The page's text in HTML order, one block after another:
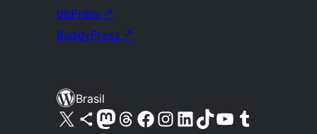
bbPress ↗
BuddyPress ↗
Brasil
Acessar nossa conta do X (antigo Twitter)
Acessar nossa conta do Bluesky
Acessar nossa conta do Mastodon
Acessar nossa conta do Threads
Acessar nossa página do Facebook
Acessar nossa conta do Instagram
Acessar nossa conta do LinkedIn
Acessar nossa conta do TikTok
Acessar nosso canal do YouTube
Acessar nossa conta no Tumblr